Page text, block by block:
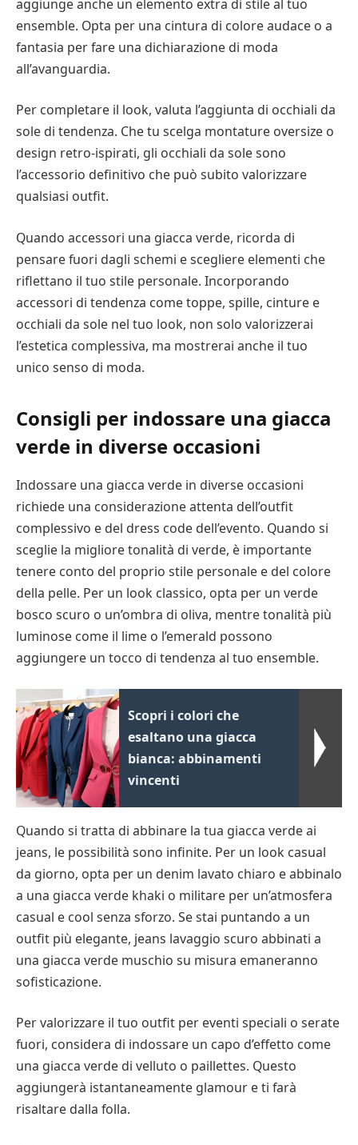
aggiunge anche un elemento extra di stile al tuo
ensemble. Opta per una cintura di colore audace o a
fantasia per fare una dichiarazione di moda
all’avanguardia.
Per completare il look, valuta l’aggiunta di occhiali da
sole di tendenza. Che tu scelga montature oversize o
design retro-ispirati, gli occhiali da sole sono
l’accessorio definitivo che può subito valorizzare
qualsiasi outfit.
Quando accessori una giacca verde, ricorda di
pensare fuori dagli schemi e scegliere elementi che
riflettano il tuo stile personale. Incorporando
accessori di tendenza come toppe, spille, cinture e
occhiali da sole nel tuo look, non solo valorizzerai
l’estetica complessiva, ma mostrerai anche il tuo
unico senso di moda.
Consigli per indossare una giacca
verde in diverse occasioni
Indossare una giacca verde in diverse occasioni
richiede una considerazione attenta dell’outfit
complessivo e del dress code dell’evento. Quando si
sceglie la migliore tonalità di verde, è importante
tenere conto del proprio stile personale e del colore
della pelle. Per un look classico, opta per un verde
bosco scuro o un’ombra di oliva, mentre tonalità più
luminose come il lime o l’emerald possono
aggiungere un tocco di tendenza al tuo ensemble.
Scopri i colori che
esaltano una giacca
bianca: abbinamenti
vincenti
Quando si tratta di abbinare la tua giacca verde ai
jeans, le possibilità sono infinite. Per un look casual
da giorno, opta per un denim lavato chiaro e abbinalo
a una giacca verde khaki o militare per un’atmosfera
casual e cool senza sforzo. Se stai puntando a un
outfit più elegante, jeans lavaggio scuro abbinati a
una giacca verde muschio su misura emaneranno
sofisticazione.
Per valorizzare il tuo outfit per eventi speciali o serate
fuori, considera di indossare un capo d’effetto come
una giacca verde di velluto o paillettes. Questo
aggiungerà istantaneamente glamour e ti farà
risaltare dalla folla.